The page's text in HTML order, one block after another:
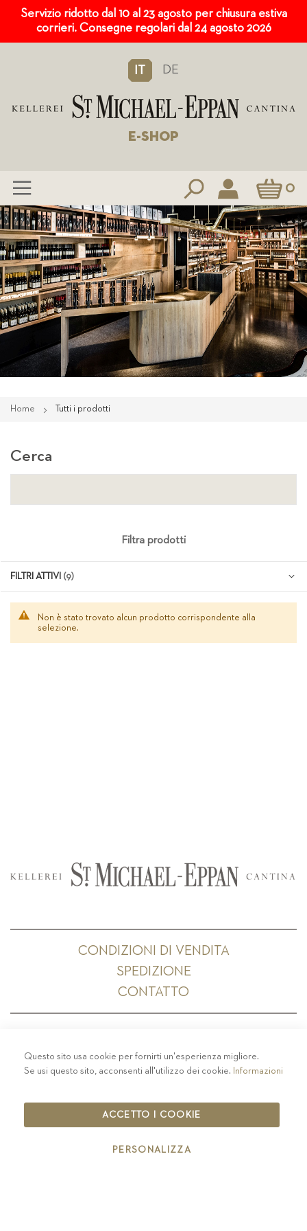
Servizio ridotto dal 10 al 23 agosto per chiusura estiva
corrieri. Consegne regolari dal 24 agosto 2026
IT DE
E-SHOP
Carrello0
Salta
al
contenuto
Home Tutti i prodotti
Non è stato trovato alcun prodotto corrispondente alla
selezione.
Cerca
Filtra prodotti
FILTRI ATTIVI
CONDIZIONI DI VENDITA
SPEDIZIONE
CONTATTO
PRIVACY-COLOPHON - COOKIE POLICY
CODICE ETICO
IT00126670215
Questo sito usa cookie per fornirti un'esperienza migliore.
Se usi questo sito, acconsenti all'utilizzo dei cookie. Informazioni
ACCETTO I COOKIE
PERSONALIZZA